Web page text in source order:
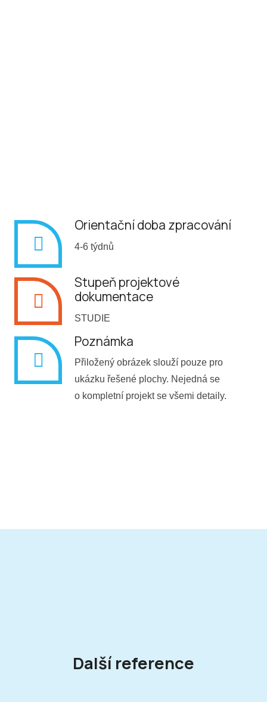
Orientační doba zpracování
4-6 týdnů
Stupeň projektové
dokumentace
STUDIE
Poznámka
Přiložený obrázek slouží pouze pro
ukázku řešené plochy. Nejedná se
o kompletní projekt se všemi detaily.
Další reference